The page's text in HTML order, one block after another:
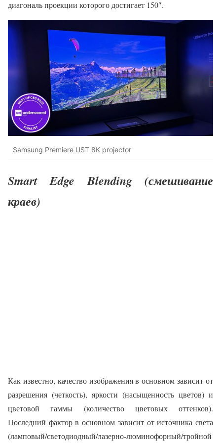
диагональ проекции которого достигает 150″.
Samsung Premiere UST 8K projector
Smart Edge Blending (смешивание
краев)
Как известно, качество изображения в основном зависит от
разрешения (четкость), яркости (насыщенность цветов) и
цветовой гаммы (количество цветовых оттенков).
Последний фактор в основном зависит от источника света
(ламповый/светодиодный/лазерно-люминофорный/тройной